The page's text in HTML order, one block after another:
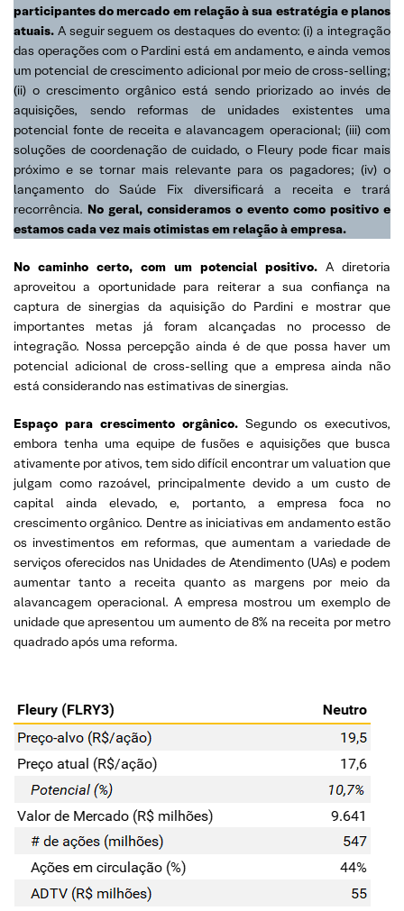
participantes do mercado em relação à sua estratégia e planos
atuais. A seguir seguem os destaques do evento: (i) a integração
das operações com o Pardini está em andamento, e ainda vemos
um potencial de crescimento adicional por meio de cross-selling;
(ii) o crescimento orgânico está sendo priorizado ao invés de
aquisições, sendo reformas de unidades existentes uma
potencial fonte de receita e alavancagem operacional; (iii) com
soluções de coordenação de cuidado, o Fleury pode ficar mais
próximo e se tornar mais relevante para os pagadores; (iv) o
lançamento do Saúde Fix diversificará a receita e trará
recorrência. No geral, consideramos o evento como positivo e
estamos cada vez mais otimistas em relação à empresa.
No caminho certo, com um potencial positivo. A diretoria
aproveitou a oportunidade para reiterar a sua confiança na
captura de sinergias da aquisição do Pardini e mostrar que
importantes metas já foram alcançadas no processo de
integração. Nossa percepção ainda é de que possa haver um
potencial adicional de cross-selling que a empresa ainda não
está considerando nas estimativas de sinergias.
Espaço para crescimento orgânico. Segundo os executivos,
embora tenha uma equipe de fusões e aquisições que busca
ativamente por ativos, tem sido difícil encontrar um valuation que
julgam como razoável, principalmente devido a um custo de
capital ainda elevado, e, portanto, a empresa foca no
crescimento orgânico. Dentre as iniciativas em andamento estão
os investimentos em reformas, que aumentam a variedade de
serviços oferecidos nas Unidades de Atendimento (UAs) e podem
aumentar tanto a receita quanto as margens por meio da
alavancagem operacional. A empresa mostrou um exemplo de
unidade que apresentou um aumento de 8% na receita por metro
quadrado após uma reforma.